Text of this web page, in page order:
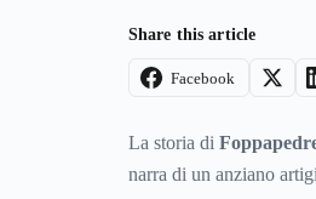
Share this article
Facebook
La storia di
narra di un anziano